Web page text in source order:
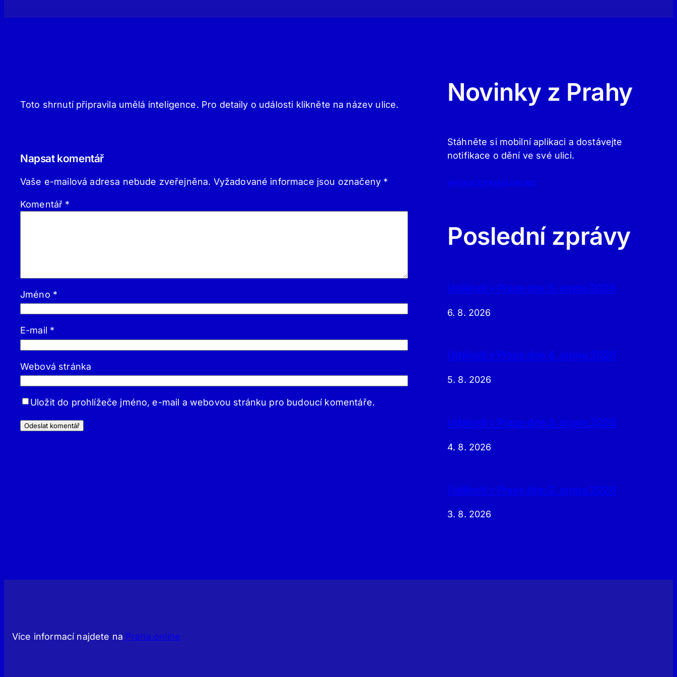
Toto shrnutí připravila umělá inteligence. Pro detaily o události klikněte na název ulice.
Napsat komentář
Vaše e-mailová adresa nebude zveřejněna. Vyžadované informace jsou označeny *
Komentář *
Jméno *
E-mail *
Webová stránka
Uložit do prohlížeče jméno, e-mail a webovou stránku pro budoucí komentáře.
Novinky z Prahy
Stáhněte si mobilní aplikaci a dostávejte
notifikace o dění ve své ulici.
APLIKACE PRAHA.ONLINE
Poslední zprávy
Události v Praze dne 5. srpna 2026
6. 8. 2026
Události v Praze dne 4. srpna 2026
5. 8. 2026
Události v Praze dne 3. srpna 2026
4. 8. 2026
Události v Praze dne 2. srpna 2026
3. 8. 2026
Více informací najdete na Praha.online